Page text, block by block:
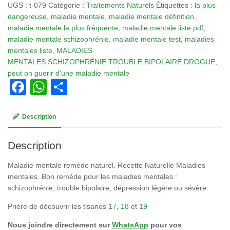
079
:
Maladies
mentales
remède
naturel
Schizophrénie
UGS : t-079 Catégorie : Traitements Naturels Étiquettes : la plus
dangereuse maladie mentale maladie mentale définition
maladie mentale la plus fréquente maladie mentale liste pdf
maladie mentale schizophrénie maladie mentale test maladies
mentales liste MALADIES
MENTALES SCHIZOPHRÉNIE TROUBLE BIPOLAIRE DROGUE
peut on guerir d'une maladie mentale
Facebook
WhatsApp
Description
Description
Maladie mentale remède naturel. Recette Naturelle Maladies
mentales. Bon remède pour les maladies mentales :
schizophrénie, trouble bipolaire, dépression légère ou sévère.
Prière de découvrir les tisanes 17 18 et 19
Nous joindre directement surWhatsApp pour vos